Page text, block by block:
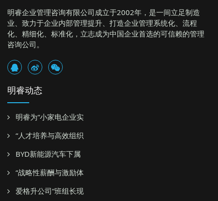
明睿企业管理咨询有限公司成立于2002年，是一间立足制造
业、致力于企业内部管理提升、打造企业管理系统化、流程
化、精细化、标准化，立志成为中国企业首选的可信赖的管理
咨询公司。
明睿动态
明睿为“小家电企业实
“人才培养与高效组织
BYD新能源汽车下属
“战略性薪酬与激励体
爱格升公司“班组长现